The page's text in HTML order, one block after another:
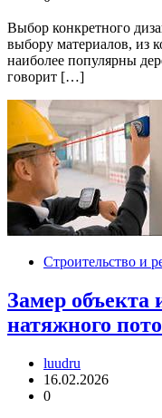
Выбор конкретного
выбору материалов, из
наиболее популярны
говорит […]
Строительство и
Замер объекта
натяжного
luudru
16.02.2026
0